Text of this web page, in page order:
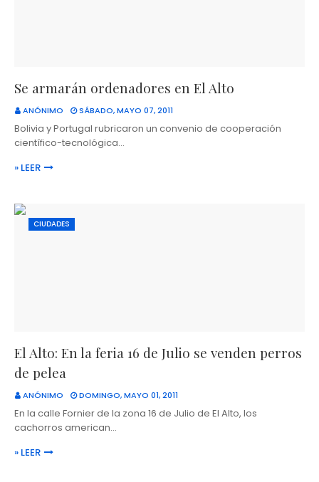
Se armarán ordenadores en El Alto
ANÓNIMO SÁBADO, MAYO 07, 2011
Bolivia y Portugal rubricaron un convenio de cooperación
científico-tecnológica…
» LEER
CIUDADES
El Alto: En la feria 16 de Julio se venden perros
de pelea
ANÓNIMO DOMINGO, MAYO 01, 2011
En la calle Fornier de la zona 16 de Julio de El Alto, los
cachorros american…
» LEER